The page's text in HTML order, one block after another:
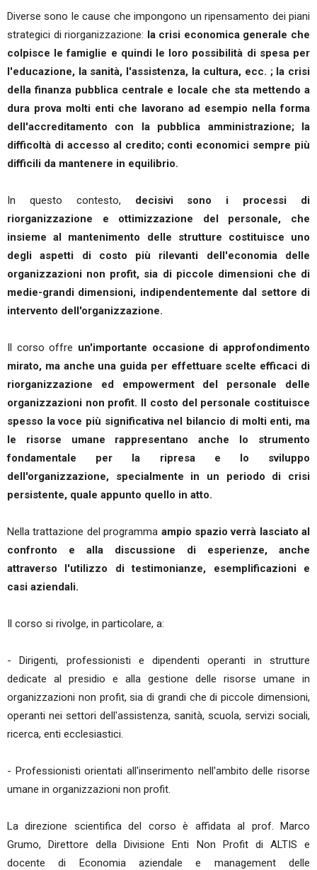
Diverse sono le cause che impongono un ripensamento dei piani
strategici di riorganizzazione: la crisi economica generale che
colpisce le famiglie e quindi le loro possibilità di spesa per
l'educazione, la sanità, l'assistenza, la cultura, ecc. ; la crisi
della finanza pubblica centrale e locale che sta mettendo a
dura prova molti enti che lavorano ad esempio nella forma
dell'accreditamento con la pubblica amministrazione; la
difficoltà di accesso al credito; conti economici sempre più
difficili da mantenere in equilibrio.
In questo contesto, decisivi sono i processi di
riorganizzazione e ottimizzazione del personale, che
insieme al mantenimento delle strutture costituisce uno
degli aspetti di costo più rilevanti dell'economia delle
organizzazioni non profit, sia di piccole dimensioni che di
medie-grandi dimensioni, indipendentemente dal settore di
intervento dell'organizzazione.
Il corso offre un'importante occasione di approfondimento
mirato, ma anche una guida per effettuare scelte efficaci di
riorganizzazione ed empowerment del personale delle
organizzazioni non profit. Il costo del personale costituisce
spesso la voce più significativa nel bilancio di molti enti, ma
le risorse umane rappresentano anche lo strumento
fondamentale per la ripresa e lo sviluppo
dell'organizzazione, specialmente in un periodo di crisi
persistente, quale appunto quello in atto.
Nella trattazione del programma ampio spazio verrà lasciato al
confronto e alla discussione di esperienze, anche
attraverso l'utilizzo di testimonianze, esemplificazioni e
casi aziendali.
Il corso si rivolge, in particolare, a:
- Dirigenti, professionisti e dipendenti operanti in strutture
dedicate al presidio e alla gestione delle risorse umane in
organizzazioni non profit, sia di grandi che di piccole dimensioni,
operanti nei settori dell'assistenza, sanità, scuola, servizi sociali,
ricerca, enti ecclesiastici.
- Professionisti orientati all'inserimento nell'ambito delle risorse
umane in organizzazioni non profit.
La direzione scientifica del corso è affidata al prof. Marco
Grumo, Direttore della Divisione Enti Non Profit di ALTIS e
docente di Economia aziendale e management delle